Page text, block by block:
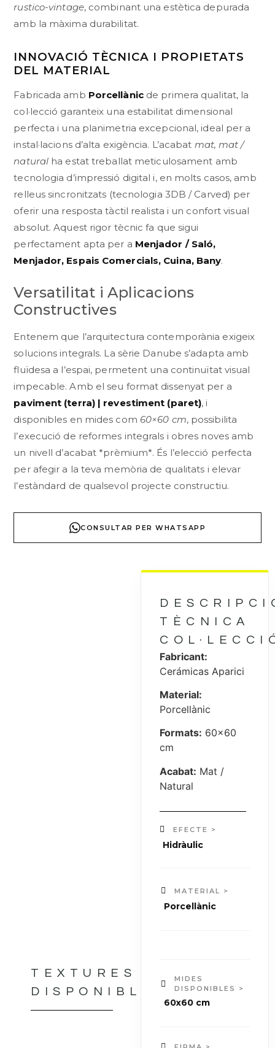
rustico-vintage, combinant una estètica depurada
amb la màxima durabilitat.
INNOVACIÓ TÈCNICA I PROPIETATS
DEL MATERIAL
Fabricada amb Porcellànicde primera qualitat, la
col·lecció garanteix una estabilitat dimensional
perfecta i una planimetria excepcional, ideal per a
instal·lacions d’alta exigència. L’acabat mat, mat /
natural ha estat treballat meticulosament amb
tecnologia d’impressió digital i, en molts casos, amb
relleus sincronitzats (tecnologia 3DB / Carved) per
oferir una resposta tàctil realista i un confort visual
absolut. Aquest rigor tècnic fa que sigui
perfectament apta per a Menjador / Saló,
Menjador, Espais Comercials, Cuina, Bany.
Versatilitat i Aplicacions
Constructives
Entenem que l’arquitectura contemporània exigeix
solucions integrals. La sèrie Danube s’adapta amb
fluïdesa a l’espai, permetent una continuïtat visual
impecable. Amb el seu format dissenyat per a
paviment (terra) | revestiment (paret), i
disponibles en mides com 60×60 cm, possibilita
l’execució de reformes integrals i obres noves amb
un nivell d’acabat *prèmium*. És l’elecció perfecta
per afegir a la teva memòria de qualitats i elevar
l’estàndard de qualsevol projecte constructiu.
CONSULTAR PER WHATSAPP
TEXTURES
DISPONIBLES
TÈCNICA
Fabricant:
Cerámicas Aparici
Material:
Porcellànic
Formats: 60×60
cm
Acabat: Mat /
Natural
EFECTE >
Hidràulic
MATERIAL >
Porcellànic
MIDES
DISPONIBLES >
60x60 cm